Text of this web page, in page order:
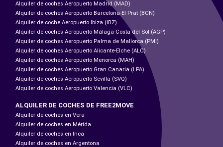
Alquiler de coches Aeropuerto Madrid (MAD)
Alquiler de coches Aeropuerto Barcelona-El Prat (BCN)
Alquiler de coche Aeropuerto Ibiza (IBZ)
Alquiler de coches Aeropuerto Málaga-Costa del Sol (AGP)
Alquiler de coches Aeropuerto Palma de Mallorca (PMI)
Alquiler de coches Aeropuerto Alicante-Elche (ALC)
Alquiler de coches Aeropuerto Menorca (MAH)
Alquiler de coches Aeropuerto Gran Canaria (LPA)
Alquiler de coches Aeropuerto Sevilla (SVQ)
Alquiler de coches Aeropuerto Valencia (VLC)
ALQUILER DE COCHES DE FREE2MOVE
Alquiler de coches en Vera
Alquiler de coches en Mérida
Alquiler de coches en Inca
Alquiler de coches en Argentona